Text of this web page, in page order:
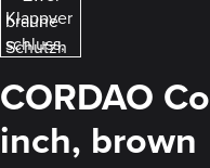
CORDAO
inch, brown